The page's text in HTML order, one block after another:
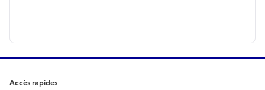
Accès rapides